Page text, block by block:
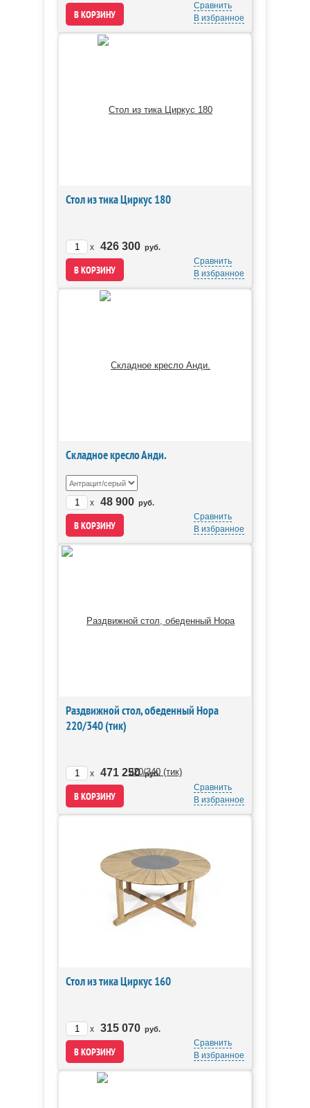
Сравнить
В избранное
Стол из тика Циркус 180
x 426 300 руб.
Сравнить
В избранное
Складное кресло Анди.
x 48 900 руб.
Сравнить
В избранное
Раздвижной стол, обеденный Нора
220/340 (тик)
x 471 250 руб.
Сравнить
В избранное
Стол из тика Циркус 160
x 315 070 руб.
Сравнить
В избранное